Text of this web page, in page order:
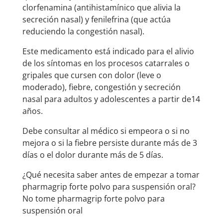
clorfenamina (antihistamínico que alivia la
secreción nasal) y fenilefrina (que actúa
reduciendo la congestión nasal).
Este medicamento está indicado para el alivio
de los síntomas en los procesos catarrales o
gripales que cursen con dolor (leve o
moderado), fiebre, congestión y secreción
nasal para adultos y adolescentes a partir de14
años.
Debe consultar al médico si empeora o si no
mejora o si la fiebre persiste durante más de 3
días o el dolor durante más de 5 días.
¿Qué necesita saber antes de empezar a tomar
pharmagrip forte polvo para suspensión oral?
No tome pharmagrip forte polvo para
suspensión oral